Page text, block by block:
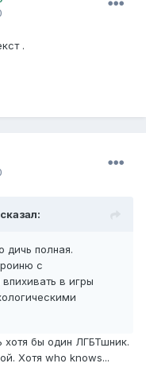
.
дичь полная.
с
в игры
бы один ЛГБТшник.
Хотя who knows...